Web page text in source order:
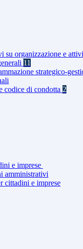
su organizzazione e
11
strategico-
codice di condotta 2
e imprese
amministrativi
cittadini e imprese